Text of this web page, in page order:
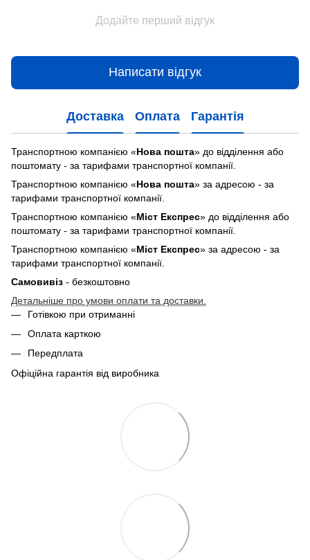
Додайте перший відгук
Написати відгук
Доставка Оплата Гарантія
Транспортною компанією «Нова пошта» до відділення або
поштомату - за тарифами транспортної компанії.
Транспортною компанією «Нова пошта» за адресою - за
тарифами транспортної компанії.
Транспортною компанією «Міст Експрес» до відділення або
поштомату - за тарифами транспортної компанії.
Транспортною компанією «Міст Експрес» за адресою - за
тарифами транспортної компанії.
Самовивіз - безкоштовно
Детальніше про умови оплати та доставки.
Готівкою при отриманні
Оплата карткою
Передплата
Офіційна гарантія від виробника